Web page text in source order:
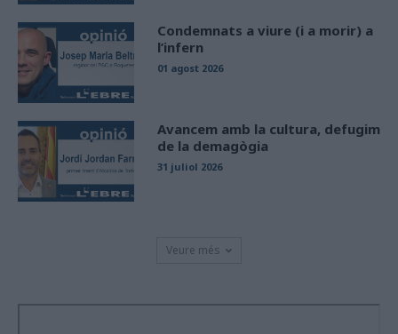
Condemnats a viure (i a morir) a
l’infern
01 agost 2026
Avancem amb la cultura, defugim
de la demagògia
31 juliol 2026
Veure més